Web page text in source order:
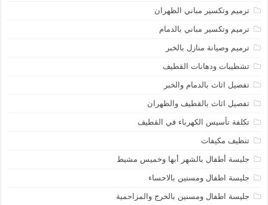
ترميم وتكسير مباني الظهران
ترميم وتكسير مباني بالدمام
ترميم وصيانة منازل بالخبر
تشطيبات ودهانات القطيف
تفصيل اثاث بالدمام والخبر
تفصيل اثاث بالقطيف والظهران
تكلفة تأسيس الكهرباء في القطيف
تنظيف مكيفات
جليسة أطفال بالشهر أبها وخميس مشيط
جليسة اطفال ومسنين بالاحساء
جليسة اطفال ومسنين بالخرج والمزاحمية